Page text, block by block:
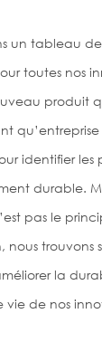
un tableau
toutes nos
produit
qu’entreprise
identifier les
durable.
pas le
nous trouvons
la
de nos